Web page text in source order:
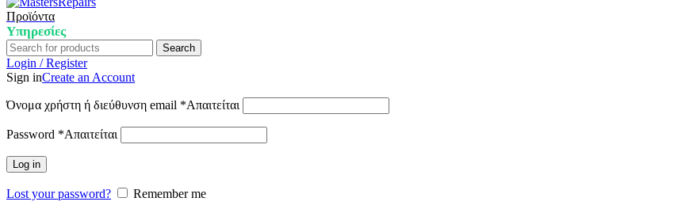
Προϊόντα
Υπηρεσίες
Search
Login / Register
Sign inCreate an Account
Όνομα χρήστη ή διεύθυνση email *Απαιτείται
Password *Απαιτείται
Log in
Lost your password?
Remember me